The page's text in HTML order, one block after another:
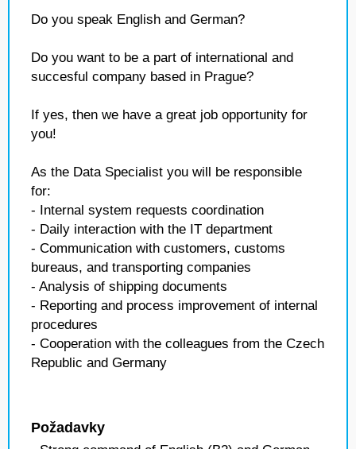
Do you speak English and German?
Do you want to be a part of international and
succesful company based in Prague?
If yes, then we have a great job opportunity for
you!
As the Data Specialist you will be responsible
for:
- Internal system requests coordination
- Daily interaction with the IT department
- Communication with customers, customs
bureaus, and transporting companies
- Analysis of shipping documents
- Reporting and process improvement of internal
procedures
- Cooperation with the colleagues from the Czech
Republic and Germany
Požadavky